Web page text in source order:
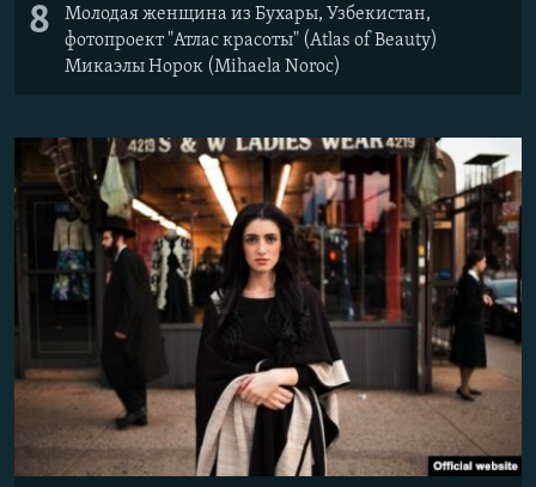
8
Молодая женщина из Бухары, Узбекистан,
фотопроект "Атлас красоты" (Atlas of Beauty)
Микаэлы Норок (Mihaela Noroc)